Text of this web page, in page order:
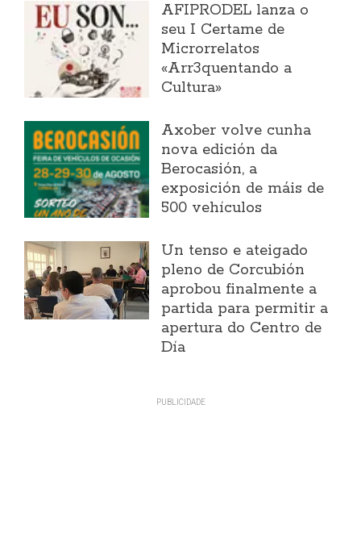
AFIPRODEL lanza o
seu I Certame de
Microrrelatos
«Arr3quentando a
Cultura»
Axober volve cunha
nova edición da
Berocasión, a
exposición de máis de
500 vehículos
Un tenso e ateigado
pleno de Corcubión
aprobou finalmente a
partida para permitir a
apertura do Centro de
Día